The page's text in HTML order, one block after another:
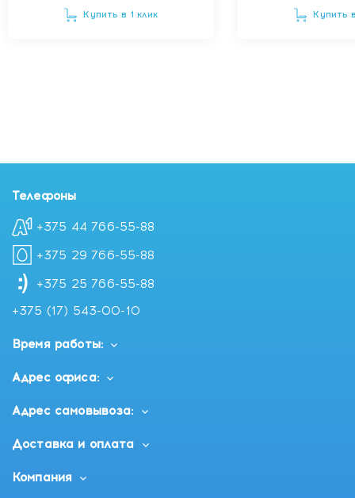
Купить в 1 клик Купить
Телефоны
+375 44 766-55-88
+375 29 766-55-88
+375 25 766-55-88
+375 (17) 543-00-10
Время работы:
Адрес офиса:
Адрес самовывоза:
Доставка и оплата
Компания